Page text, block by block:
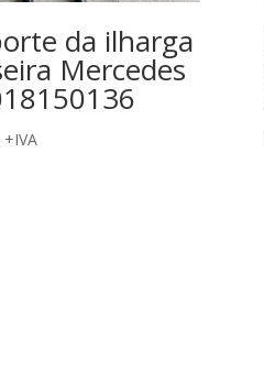
da ilharga
Mercedes
+IVA